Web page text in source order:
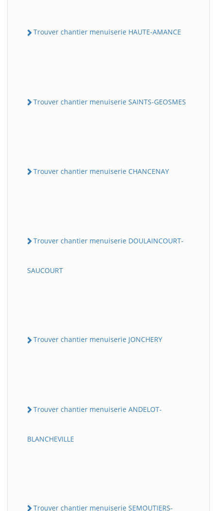
Trouver chantier menuiserie HAUTE-AMANCE
Trouver chantier menuiserie SAINTS-GEOSMES
Trouver chantier menuiserie CHANCENAY
Trouver chantier menuiserie DOULAINCOURT-
SAUCOURT
Trouver chantier menuiserie JONCHERY
Trouver chantier menuiserie ANDELOT-
BLANCHEVILLE
Trouver chantier menuiserie SEMOUTIERS-